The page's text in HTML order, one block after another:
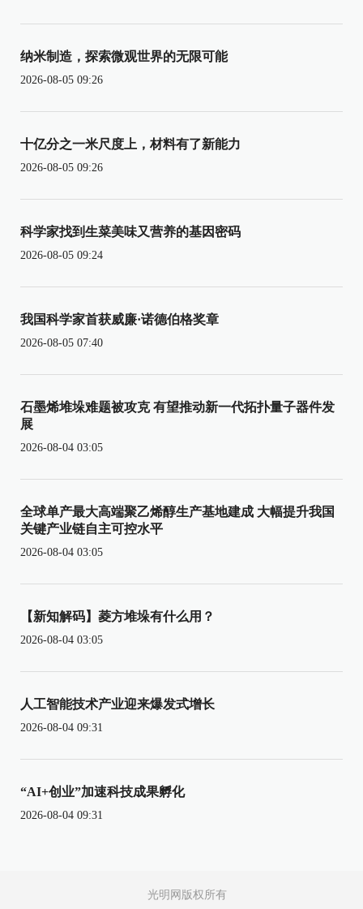
纳米制造，探索微观世界的无限可能
2026-08-05 09:26
十亿分之一米尺度上，材料有了新能力
2026-08-05 09:26
科学家找到生菜美味又营养的基因密码
2026-08-05 09:24
我国科学家首获威廉·诺德伯格奖章
2026-08-05 07:40
石墨烯堆垛难题被攻克 有望推动新一代拓扑量子器件发
展
2026-08-04 03:05
全球单产最大高端聚乙烯醇生产基地建成 大幅提升我国
关键产业链自主可控水平
2026-08-04 03:05
【新知解码】菱方堆垛有什么用？
2026-08-04 03:05
人工智能技术产业迎来爆发式增长
2026-08-04 09:31
“AI+创业”加速科技成果孵化
2026-08-04 09:31
光明网版权所有